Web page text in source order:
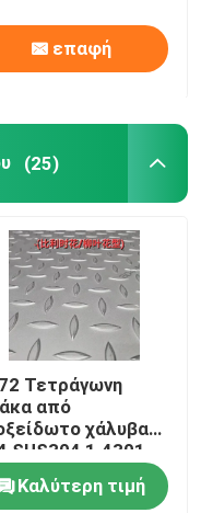
επαφή
(25)
Τετράγωνη
από
χάλυβα
SUS304 1.4301
1220*2440mm
πλάκα
Καλύτερη τιμή